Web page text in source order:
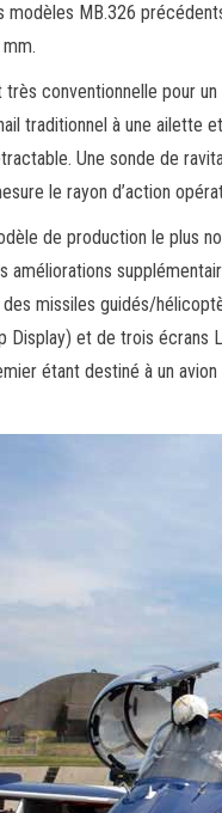
modèles MB.326
conventionnelle pour
traditionnel à une ailette
Une sonde de
le rayon d’action
de production le plus
améliorations
missiles guidés/
Display) et de trois écrans
étant destiné à un